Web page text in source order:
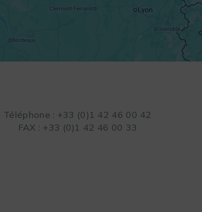
Téléphone : +33 (0)1 42 46 00 42
FAX : +33 (0)1 42 46 00 33